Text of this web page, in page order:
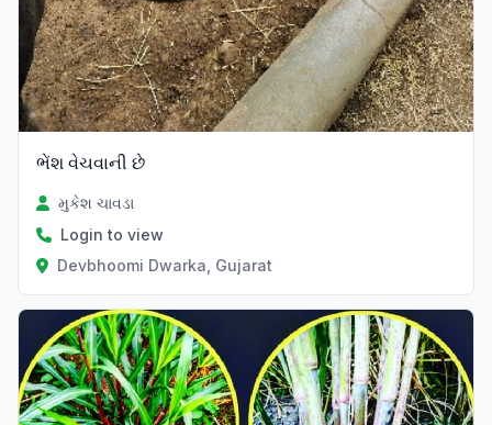
ભેંશ વેચવાની છે
મુકેશ ચાવડા
Login to view
Devbhoomi Dwarka, Gujarat
Verified